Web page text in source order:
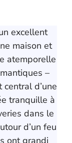
excellent
maison et
atemporelle
–
d’une
tranquille à
dans le
d’un feu
ont grandi